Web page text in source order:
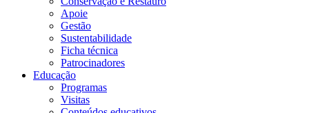
Apoie
Gestão
Sustentabilidade
Ficha técnica
Patrocinadores
Educação
Programas
Visitas